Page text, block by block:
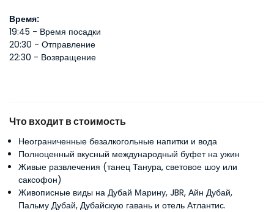
Время:
19:45 - Время посадки
20:30 - Отправление
22:30 - Возвращение
Что входит в стоимость
Неограниченные безалкогольные напитки и вода
Полноценный вкусный международный буфет на ужин
Живые развлечения (танец Танура, световое шоу или
саксофон)
Живописные виды на Дубай Марину, JBR, Айн Дубай,
Пальму Дубай, Дубайскую гавань и отель Атлантис.